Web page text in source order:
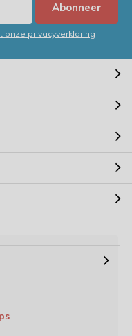
Abonneer
onze privacyverklaring